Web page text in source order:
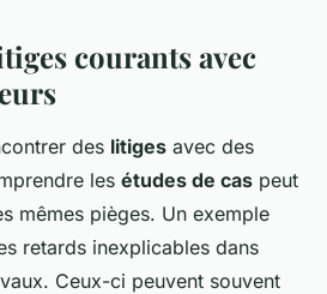
courants avec
des litiges avec des
les études de cas peut
mêmes pièges. Un exemple
retards inexplicables dans
Ceux-ci peuvent souvent